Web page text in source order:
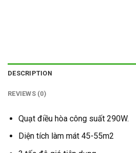
DESCRIPTION
REVIEWS (0)
Quạt điều hòa công suất 290W.
Diện tích làm mát 45-55m2